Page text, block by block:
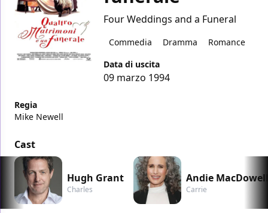
Four Weddings and a Funeral
Commedia Dramma
Romance
Data di uscita
09 marzo 1994
Regia
Mike Newell
Cast
Hugh Grant
Charles
Andie MacDowell
Carrie